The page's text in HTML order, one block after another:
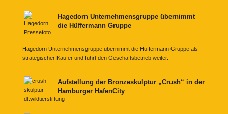
Hagedorn Unternehmensgruppe übernimmt
die Hüffermann Gruppe
Hagedorn Unternehmensgruppe übernimmt die Hüffermann Gruppe als
strategischer Käufer und führt den Geschäftsbetrieb weiter.
Aufstellung der Bronzeskulptur „Crush“ in der
Hamburger HafenCity